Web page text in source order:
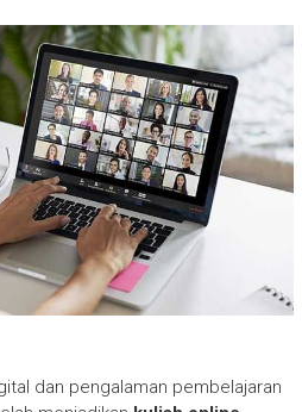
dan pengalaman pembelajaran